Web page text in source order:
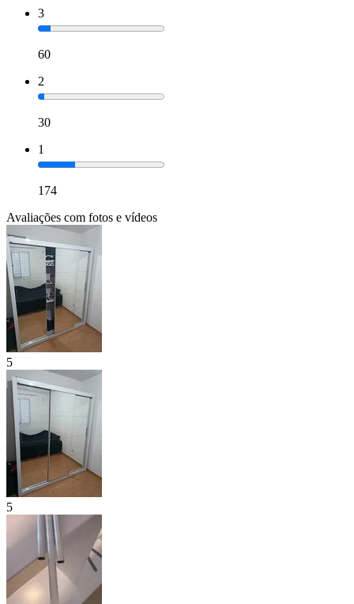
3
60
2
30
1
174
Avaliações com fotos e vídeos
5
5